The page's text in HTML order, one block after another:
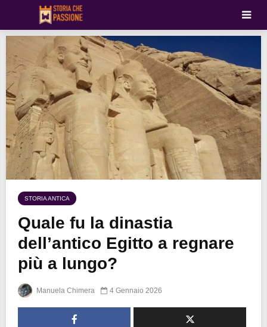
STORIA ANTICA
Quale fu la dinastia
dell’antico Egitto a regnare
più a lungo?
Manuela Chimera 4 Gennaio 2026